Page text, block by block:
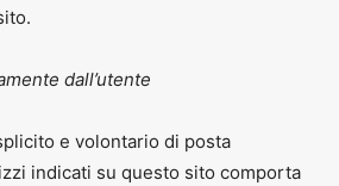
dall’utente
e volontario di posta
indicati su questo sito comporta